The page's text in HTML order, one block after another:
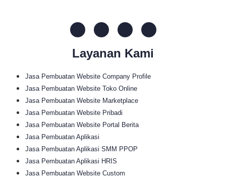
Layanan Kami
Jasa Pembuatan Website Company Profile
Jasa Pembuatan Website Toko Online
Jasa Pembuatan Website Marketplace
Jasa Pembuatan Website Pribadi
Jasa Pembuatan Website Portal Berita
Jasa Pembuatan Aplikasi
Jasa Pembuatan Aplikasi SMM PPOP
Jasa Pembuatan Aplikasi HRIS
Jasa Pembuatan Website Custom